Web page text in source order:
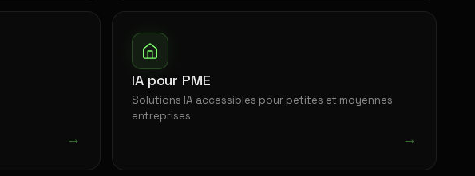
→
IA pour PME
Solutions IA accessibles pour petites et moyennes
entreprises
→